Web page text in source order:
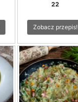
22
Zobacz przepis!